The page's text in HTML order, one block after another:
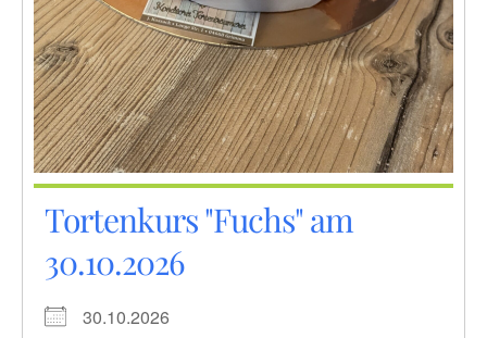
Tortenkurs "Fuchs" am
30.10.2026
30.10.2026